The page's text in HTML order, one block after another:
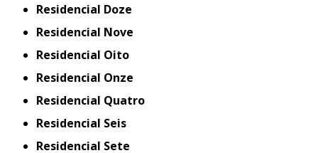
Residencial Doze
Residencial Nove
Residencial Oito
Residencial Onze
Residencial Quatro
Residencial Seis
Residencial Sete